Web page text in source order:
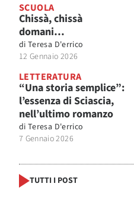
SCUOLA
Chissà, chissà
domani…
di Teresa D'errico
12 Gennaio 2026
LETTERATURA
“Una storia semplice”:
l’essenza di Sciascia,
nell’ultimo romanzo
di Teresa D'errico
7 Gennaio 2026
TUTTI I POST